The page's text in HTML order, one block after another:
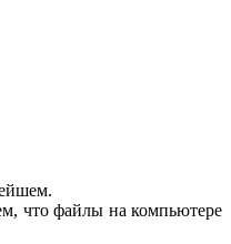
что файлы на компьютере